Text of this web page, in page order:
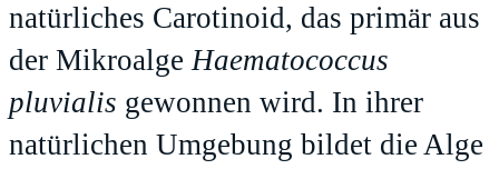
natürliches Carotinoid, das primär aus
der MikroalgeHaematococcus
pluvialis gewonnen wird. In ihrer
natürlichen Umgebung bildet die Alge